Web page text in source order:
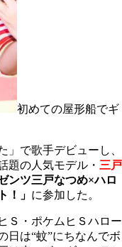
初めての屋形船でギ
」で歌手デビューし、
題の人気モデル・ 三戸
ンツ三戸なつめ×ハロ
！」 に参加した。
Ｓ・ポケムヒＳハロー
日は“蚊”にちなんでボ